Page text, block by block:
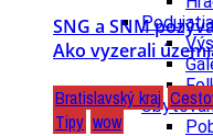
Podujatia
SNG a SNM
Ako vyzerali
Bratislavský kraj
Tipy wow